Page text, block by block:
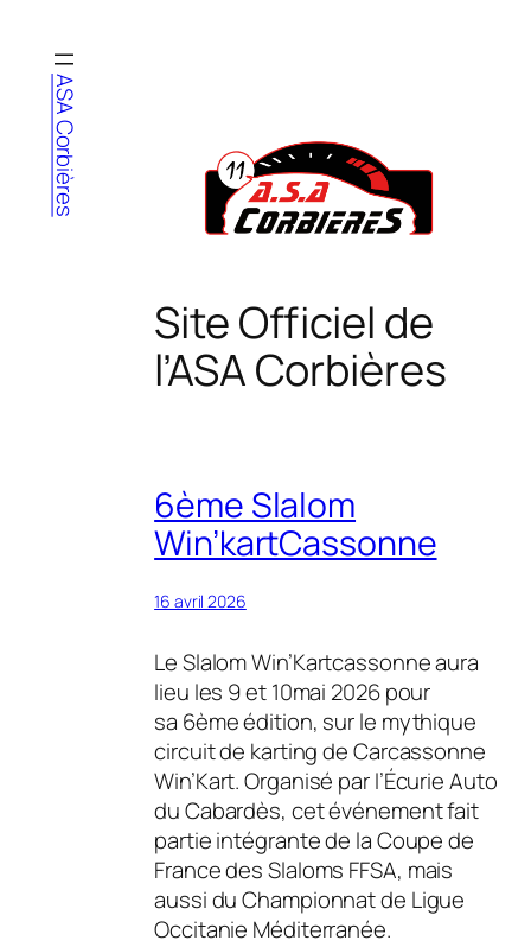
contenu
ASA Corbières
Site Officiel de
l’ASA Corbières
6ème Slalom
Win’kartCassonne
16 avril 2026
Le Slalom Win’Kartcassonne aura
lieu les 9 et 10mai 2026 pour
sa 6ème édition, sur le mythique
circuit de karting de Carcassonne
Win’Kart. Organisé par l’Écurie Auto
du Cabardès, cet événement fait
partie intégrante de la Coupe de
France des Slaloms FFSA, mais
aussi du Championnat de Ligue
Occitanie Méditerranée.